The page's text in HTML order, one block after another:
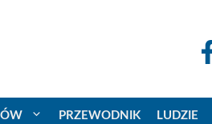
PRZEWODNIK LUDZIE